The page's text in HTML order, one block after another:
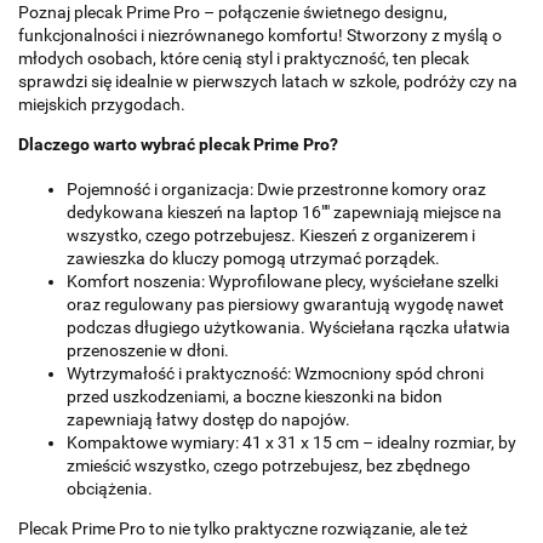
Poznaj plecak Prime Pro – połączenie świetnego designu,
funkcjonalności i niezrównanego komfortu! Stworzony z myślą o
młodych osobach, które cenią styl i praktyczność, ten plecak
sprawdzi się idealnie w pierwszych latach w szkole, podróży czy na
miejskich przygodach.
Dlaczego warto wybrać plecak Prime Pro?
Pojemność i organizacja: Dwie przestronne komory oraz
dedykowana kieszeń na laptop 16"" zapewniają miejsce na
wszystko, czego potrzebujesz. Kieszeń z organizerem i
zawieszka do kluczy pomogą utrzymać porządek.
Komfort noszenia: Wyprofilowane plecy, wyściełane szelki
oraz regulowany pas piersiowy gwarantują wygodę nawet
podczas długiego użytkowania. Wyściełana rączka ułatwia
przenoszenie w dłoni.
Wytrzymałość i praktyczność: Wzmocniony spód chroni
przed uszkodzeniami, a boczne kieszonki na bidon
zapewniają łatwy dostęp do napojów.
Kompaktowe wymiary: 41 x 31 x 15 cm – idealny rozmiar, by
zmieścić wszystko, czego potrzebujesz, bez zbędnego
obciążenia.
Plecak Prime Pro to nie tylko praktyczne rozwiązanie, ale też